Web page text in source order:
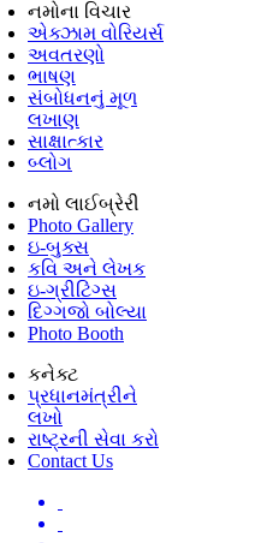
નમોના વિચાર
એક્ઝામ વોરિયર્સ
અવતરણો
ભાષણ
સંબોધનનું મૂળ
લખાણ
સાક્ષાત્કાર
બ્લોગ
નમો લાઈબ્રેરી
Photo Gallery
ઇ-બુક્સ
કવિ અને લેખક
ઇ-ગ્રીટિંગ્સ
દિગ્ગજો બોલ્યા
Photo Booth
કનેક્ટ
પ્રધાનમંત્રીને
લખો
રાષ્ટ્રની સેવા કરો
Contact Us